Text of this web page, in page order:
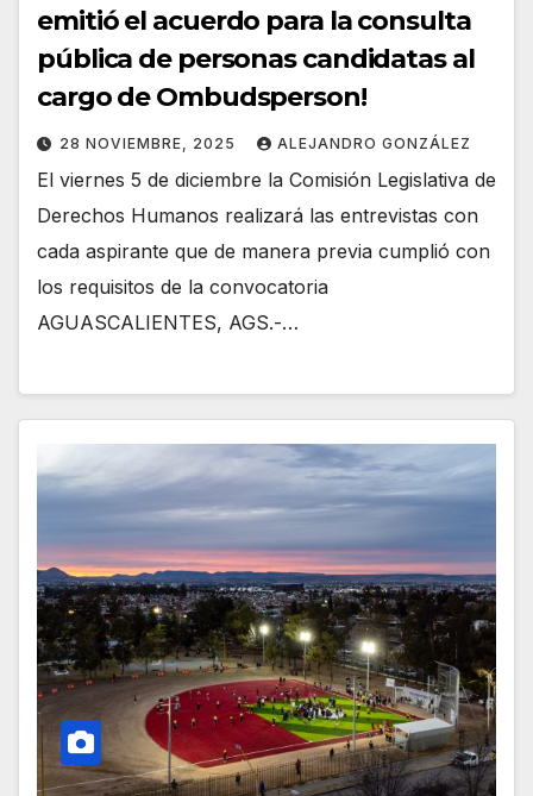
emitió el acuerdo para la consulta
pública de personas candidatas al
cargo de Ombudsperson!
28 NOVIEMBRE, 2025 ALEJANDRO GONZÁLEZ
El viernes 5 de diciembre la Comisión Legislativa de
Derechos Humanos realizará las entrevistas con
cada aspirante que de manera previa cumplió con
los requisitos de la convocatoria
AGUASCALIENTES, AGS.-…